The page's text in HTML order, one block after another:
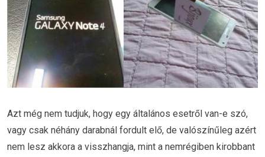
Azt még nem tudjuk, hogy egy általános esetről van-e szó,
vagy csak néhány darabnál fordult elő, de valószínűleg azért
nem lesz akkora a visszhangja, mint a nemrégiben kirobbant